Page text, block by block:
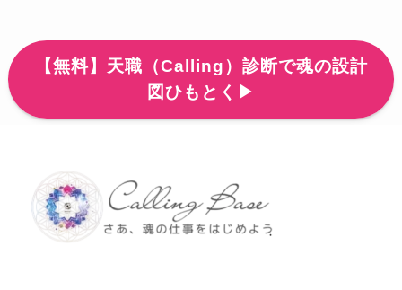
【無料】天職（Calling）診断で魂の設計
図ひもとく▶